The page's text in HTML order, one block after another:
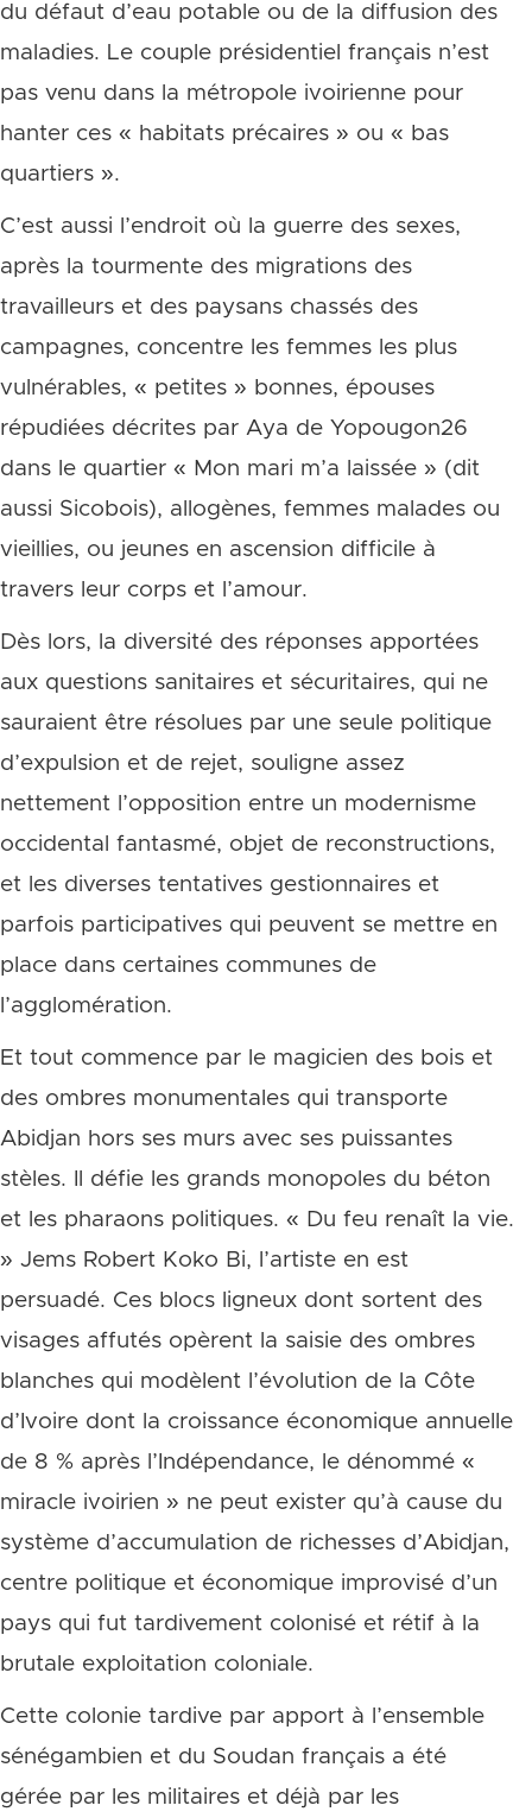
du défaut d’eau potable ou de la diffusion des
maladies. Le couple présidentiel français n’est
pas venu dans la métropole ivoirienne pour
hanter ces « habitats précaires » ou « bas
quartiers ».
C’est aussi l’endroit où la guerre des sexes,
après la tourmente des migrations des
travailleurs et des paysans chassés des
campagnes, concentre les femmes les plus
vulnérables, « petites » bonnes, épouses
répudiées décrites par Aya de Yopougon26
dans le quartier « Mon mari m’a laissée » (dit
aussi Sicobois), allogènes, femmes malades ou
vieillies, ou jeunes en ascension difficile à
travers leur corps et l’amour.
Dès lors, la diversité des réponses apportées
aux questions sanitaires et sécuritaires, qui ne
sauraient être résolues par une seule politique
d’expulsion et de rejet, souligne assez
nettement l’opposition entre un modernisme
occidental fantasmé, objet de reconstructions,
et les diverses tentatives gestionnaires et
parfois participatives qui peuvent se mettre en
place dans certaines communes de
l’agglomération.
Et tout commence par le magicien des bois et
des ombres monumentales qui transporte
Abidjan hors ses murs avec ses puissantes
stèles. Il défie les grands monopoles du béton
et les pharaons politiques. « Du feu renaît la vie.
» Jems Robert Koko Bi, l’artiste en est
persuadé. Ces blocs ligneux dont sortent des
visages affutés opèrent la saisie des ombres
blanches qui modèlent l’évolution de la Côte
d’Ivoire dont la croissance économique annuelle
de 8 % après l’Indépendance, le dénommé «
miracle ivoirien » ne peut exister qu’à cause du
système d’accumulation de richesses d’Abidjan,
centre politique et économique improvisé d’un
pays qui fut tardivement colonisé et rétif à la
brutale exploitation coloniale.
Cette colonie tardive par apport à l’ensemble
sénégambien et du Soudan français a été
gérée par les militaires et déjà par les